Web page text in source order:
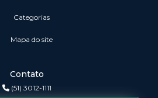
Categorias
Mapa do site
Contato
(51) 3012-1111